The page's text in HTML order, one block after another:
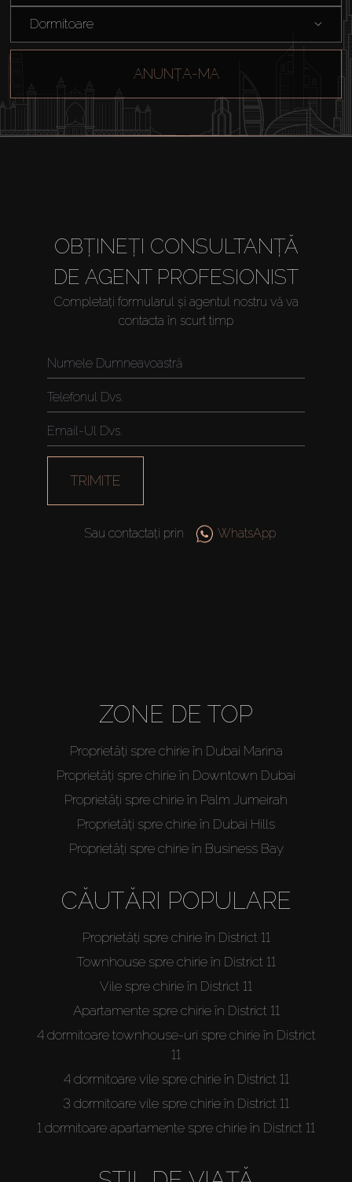
Off-Plan
About Us
Dormitoare
ANUNȚA-MA
OBȚINEȚI CONSULTANȚĂ
DE AGENT PROFESIONIST
Completați formularul și agentul nostru vă va
contacta în scurt timp
TRIMITE
Sau contactați prin WhatsApp
ZONE DE TOP
Proprietăți spre chirie în Dubai Marina
Proprietăți spre chirie în Downtown Dubai
Proprietăți spre chirie în Palm Jumeirah
Proprietăți spre chirie în Dubai Hills
Proprietăți spre chirie în Business Bay
CĂUTĂRI POPULARE
Proprietăți spre chirie în District 11
Townhouse spre chirie în District 11
Vile spre chirie în District 11
Apartamente spre chirie în District 11
4 dormitoare townhouse-uri spre chirie în District
11
4 dormitoare vile spre chirie în District 11
3 dormitoare vile spre chirie în District 11
1 dormitoare apartamente spre chirie în District 11